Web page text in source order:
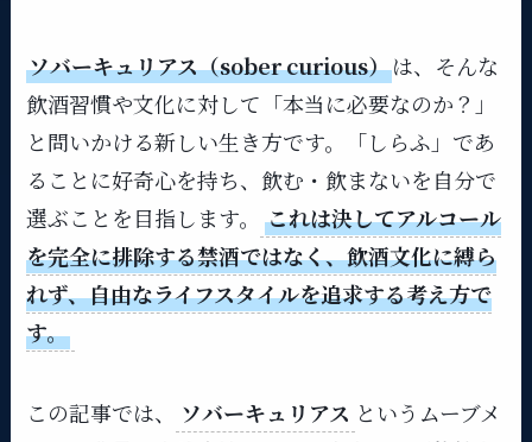
ソバーキュリアス（sober curious）は、そんな
飲酒習慣や文化に対して「本当に必要なのか？」
と問いかける新しい生き方です。「しらふ」であ
ることに好奇心を持ち、飲む・飲まないを自分で
選ぶことを目指します。
これは決してアルコール
を完全に排除する禁酒ではなく、飲酒文化に縛ら
れず、自由なライフスタイルを追求する考え方で
す。
この記事では、 ソバーキュリアス というムーブメ